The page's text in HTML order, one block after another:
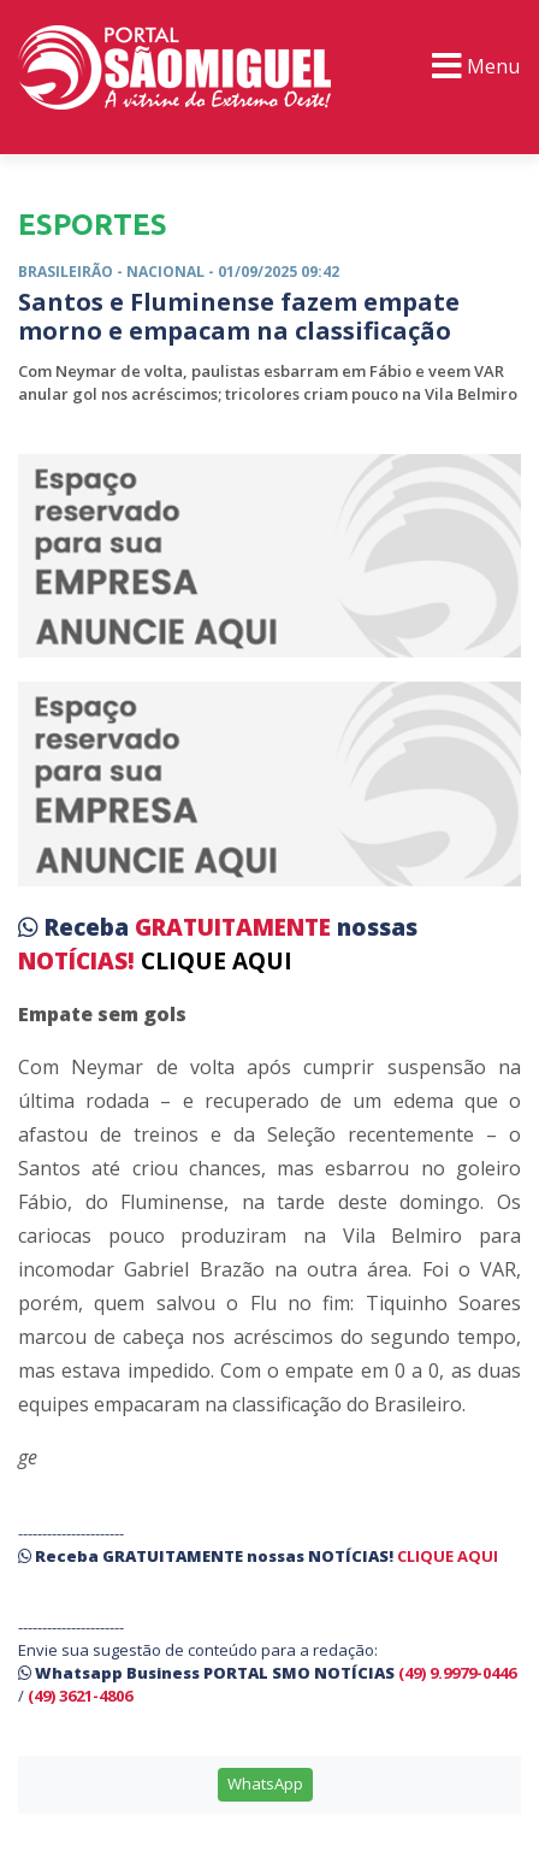
Menu
ESPORTES
BRASILEIRÃO - NACIONAL - 01/09/2025 09:42
Santos e Fluminense fazem empate
morno e empacam na classificação
Com Neymar de volta, paulistas esbarram em Fábio e veem VAR
anular gol nos acréscimos; tricolores criam pouco na Vila Belmiro
Receba GRATUITAMENTE nossas
NOTÍCIAS! CLIQUE AQUI
Empate sem gols
Com Neymar de volta após cumprir suspensão na
última rodada – e recuperado de um edema que o
afastou de treinos e da Seleção recentemente – o
Santos até criou chances, mas esbarrou no goleiro
Fábio, do Fluminense, na tarde deste domingo. Os
cariocas pouco produziram na Vila Belmiro para
incomodar Gabriel Brazão na outra área. Foi o VAR,
porém, quem salvou o Flu no fim: Tiquinho Soares
marcou de cabeça nos acréscimos do segundo tempo,
mas estava impedido. Com o empate em 0 a 0, as duas
equipes empacaram na classificação do Brasileiro.
ge
----------------------
Receba GRATUITAMENTE nossas NOTÍCIAS! CLIQUE AQUI
----------------------
Envie sua sugestão de conteúdo para a redação:
Whatsapp Business PORTAL SMO NOTÍCIAS (49) 9.9979-0446
/ (49) 3621-4806
WhatsApp